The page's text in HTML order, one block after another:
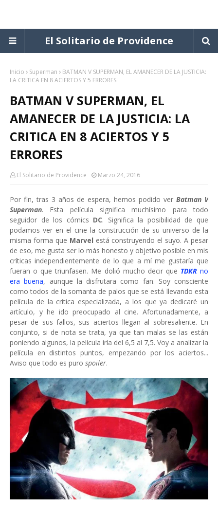
El Solitario de Providence
Inicio Superman
BATMAN V SUPERMAN, EL AMANECER DE LA JUSTICIA:
LA CRITICA EN 8 ACIERTOS Y 5 ERRORES
BATMAN V SUPERMAN, EL
AMANECER DE LA JUSTICIA: LA
CRITICA EN 8 ACIERTOS Y 5
ERRORES
El Solitario de Providence Marzo 24, 2016
Por fin, tras 3 años de espera, hemos podido ver Batman V
Superman. Esta película significa muchísimo para todo
seguidor de los cómics DC. Significa la posibilidad de que
podamos ver en el cine la construcción de su universo de la
misma forma que Marvel está construyendo el suyo. A pesar
de eso, me gusta ser lo más honesto y objetivo posible en mis
críticas independientemente de lo que a mí me gustaría que
fueran o que triunfasen. Me dolió mucho decir que TDKRno
era buena, aunque la disfrutara como fan. Soy consciente
como todos de la somanta de palos que se está llevando esta
película de la crítica especializada, a los que ya dedicaré un
artículo, y he ido preocupado al cine. Afortunadamente, a
pesar de sus fallos, sus aciertos llegan al sobresaliente. En
conjunto, si de nota se trata, ya que tan malas se las están
poniendo algunos, la película iría del 6,5 al 7,5. Voy a analizar la
película en distintos puntos, empezando por los aciertos...
Aviso que todo es puro spoiler.